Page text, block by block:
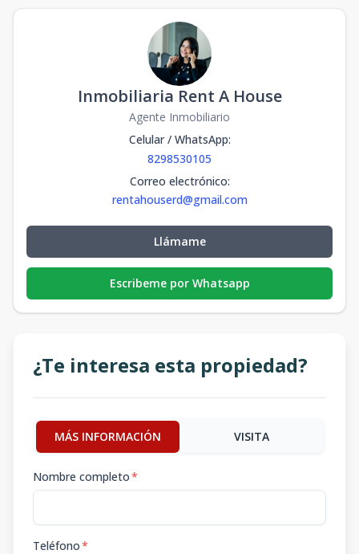
Inmobiliaria Rent A House
Agente Inmobiliario
Celular / WhatsApp:
8298530105
Correo electrónico:
rentahouserd@gmail.com
Llámame
Escribeme por Whatsapp
¿Te interesa esta propiedad?
MÁS INFORMACIÓN VISITA
Nombre completo*
Teléfono*